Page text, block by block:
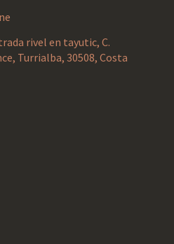
rivel en tayutic, C.
Turrialba, 30508, Costa